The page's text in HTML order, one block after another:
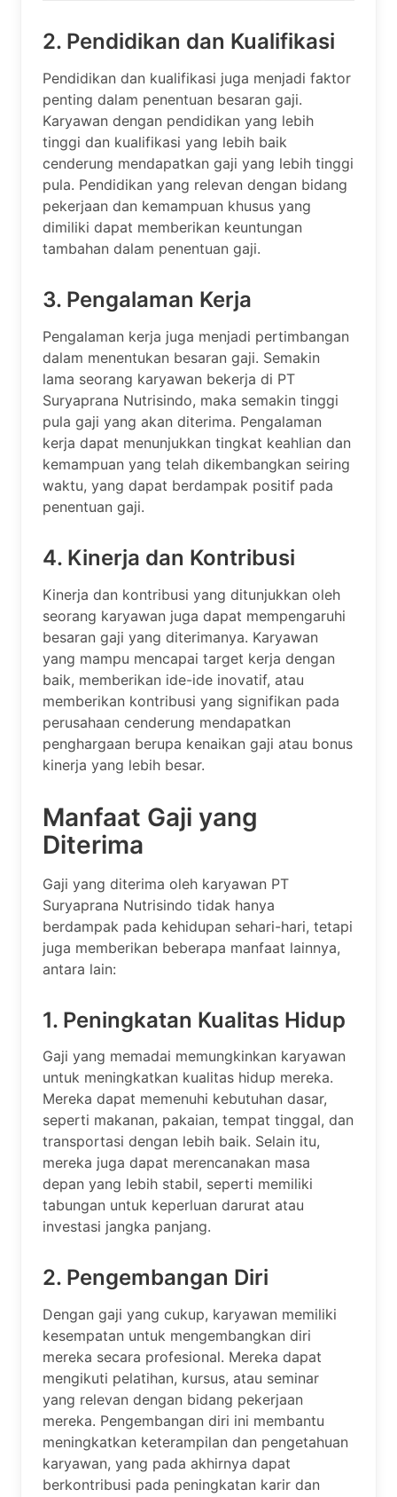
2. Pendidikan dan Kualifikasi
Pendidikan dan kualifikasi juga menjadi faktor
penting dalam penentuan besaran gaji.
Karyawan dengan pendidikan yang lebih
tinggi dan kualifikasi yang lebih baik
cenderung mendapatkan gaji yang lebih tinggi
pula. Pendidikan yang relevan dengan bidang
pekerjaan dan kemampuan khusus yang
dimiliki dapat memberikan keuntungan
tambahan dalam penentuan gaji.
3. Pengalaman Kerja
Pengalaman kerja juga menjadi pertimbangan
dalam menentukan besaran gaji. Semakin
lama seorang karyawan bekerja di PT
Suryaprana Nutrisindo, maka semakin tinggi
pula gaji yang akan diterima. Pengalaman
kerja dapat menunjukkan tingkat keahlian dan
kemampuan yang telah dikembangkan seiring
waktu, yang dapat berdampak positif pada
penentuan gaji.
4. Kinerja dan Kontribusi
Kinerja dan kontribusi yang ditunjukkan oleh
seorang karyawan juga dapat mempengaruhi
besaran gaji yang diterimanya. Karyawan
yang mampu mencapai target kerja dengan
baik, memberikan ide-ide inovatif, atau
memberikan kontribusi yang signifikan pada
perusahaan cenderung mendapatkan
penghargaan berupa kenaikan gaji atau bonus
kinerja yang lebih besar.
Manfaat Gaji yang
Diterima
Gaji yang diterima oleh karyawan PT
Suryaprana Nutrisindo tidak hanya
berdampak pada kehidupan sehari-hari, tetapi
juga memberikan beberapa manfaat lainnya,
antara lain:
1. Peningkatan Kualitas Hidup
Gaji yang memadai memungkinkan karyawan
untuk meningkatkan kualitas hidup mereka.
Mereka dapat memenuhi kebutuhan dasar,
seperti makanan, pakaian, tempat tinggal, dan
transportasi dengan lebih baik. Selain itu,
mereka juga dapat merencanakan masa
depan yang lebih stabil, seperti memiliki
tabungan untuk keperluan darurat atau
investasi jangka panjang.
2. Pengembangan Diri
Dengan gaji yang cukup, karyawan memiliki
kesempatan untuk mengembangkan diri
mereka secara profesional. Mereka dapat
mengikuti pelatihan, kursus, atau seminar
yang relevan dengan bidang pekerjaan
mereka. Pengembangan diri ini membantu
meningkatkan keterampilan dan pengetahuan
karyawan, yang pada akhirnya dapat
berkontribusi pada peningkatan karir dan